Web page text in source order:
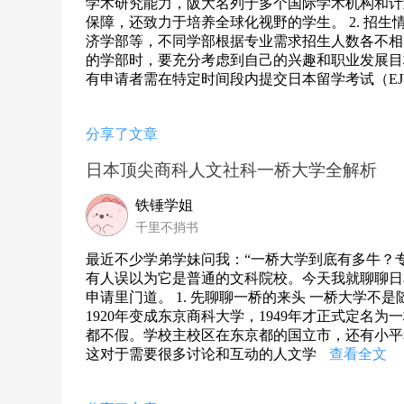
保障，还致力于培养全球化视野的学生。 2. 招生
济学部等，不同学部根据专业需求招生人数各不
的学部时，要充分考虑到自己的兴趣和职业发展
有申请者需在特定时间段内提交日本留学考试（
分享了文章
日本顶尖商科人文社科一桥大学全解析
铁锤学姐
千里不捎书
最近不少学弟学妹问我：“一桥大学到底有多牛
有人误以为它是普通的文科院校。今天我就聊聊
申请里门道。 1. 先聊聊一桥的来头 一桥大学不
1920年变成东京商科大学，1949年才正式定名为
都不假。学校主校区在东京都的国立市，还有小
这对于需要很多讨论和互动的人文学
查看全文